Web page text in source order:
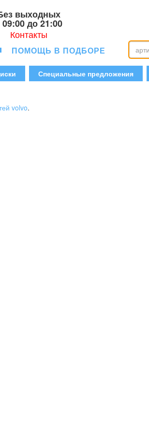
выходных
09:00 до 21:00
Контакты
ПОМОЩЬ В ПОДБОРЕ
Специальные предложения
volvo.